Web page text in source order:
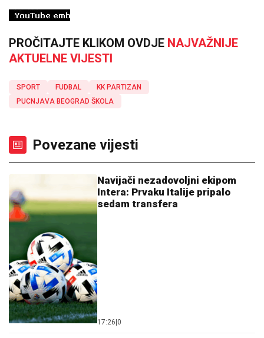
PROČITAJTE KLIKOM OVDJE NAJVAŽNIJE
AKTUELNE VIJESTI
SPORT FUDBAL
KK PARTIZAN
PUCNJAVA BEOGRAD ŠKOLA
Povezane vijesti
Navijači nezadovoljni ekipom
Intera: Prvaku Italije pripalo
sedam transfera
17:26 0